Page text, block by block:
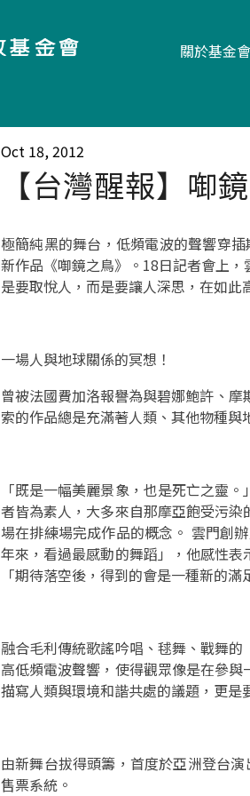
關於基金會
Oct 18, 2012
【台灣醒報】啣
極簡純黑的舞台，低頻電波的聲響穿
新作品《啣鏡之鳥》。18日記者會上
是要取悅人，而是要讓人深思，在如此
一場人與地球關係的冥想！
曾被法國費加洛報譽為與碧娜鮑許、
索的作品總是充滿著人類、其他物種與
「既是一幅美麗景象，也是死亡之靈
者皆為素人，大多來自那摩亞飽受污
場在排練場完成作品的概念。 雲門創
年來，看過最感動的舞蹈」，他感性
「期待落空後，得到的會是一種新的滿
融合毛利傳統歌謠吟唱、毬舞、戰舞
高低頻電波聲響，使得觀眾像是在參
描寫人類與環境和諧共處的議題，更是
由新舞台拔得頭籌，首度於亞洲登台
售票系統。